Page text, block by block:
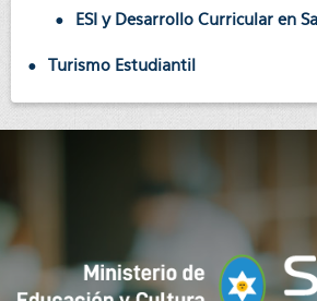
ESI y Desarrollo Curricular en
Turismo Estudiantil